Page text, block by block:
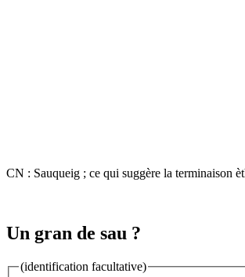
CN : Sauqueig ; ce qui suggère la terminaison
Un gran de sau ?
(identification facultative)